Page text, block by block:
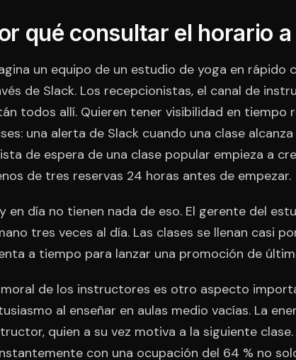
qué consultar el horario
un equipo de un estudio de yoga en rápido
de Slack. Los recepcionistas, el canal de
todos allí. Quieren tener visibilidad en tiempo
una alerta de Slack cuando una clase
de espera de una clase popular empieza a
de tres reservas 24 horas antes de empezar.
en día no tienen nada de eso. El gerente del
tres veces al día. Las clases se llenan casi
a tiempo para lanzar una promoción de
moral de los instructores es otro aspecto
al enseñar en aulas medio vacías. La
quien a su vez motiva a la siguiente
con una ocupación del 64 % no